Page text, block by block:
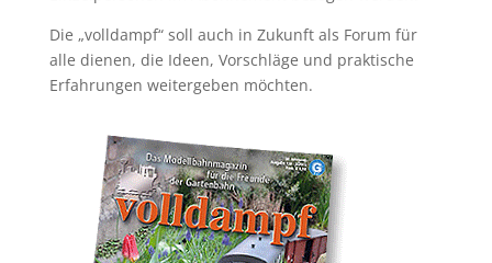
Die „volldampf“ soll auch in Zukunft als Forum für
alle dienen, die Ideen, Vorschläge und praktische
Erfahrungen weitergeben möchten.